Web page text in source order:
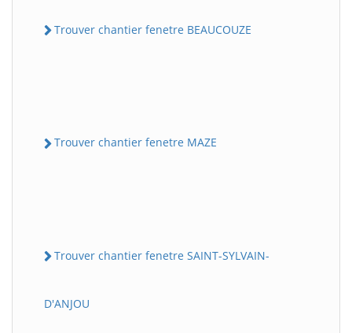
Trouver chantier fenetre BEAUCOUZE
Trouver chantier fenetre MAZE
Trouver chantier fenetre SAINT-SYLVAIN-
D'ANJOU